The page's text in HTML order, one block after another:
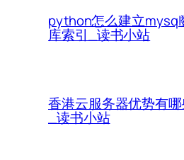
python怎么建立mysql
库索引_读书小站
香港云服务器优势有
_读书小站